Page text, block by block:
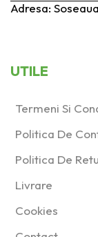
Adresa:
UTILE
Termeni Si
Politica De
Politica De
Livrare
Cookies